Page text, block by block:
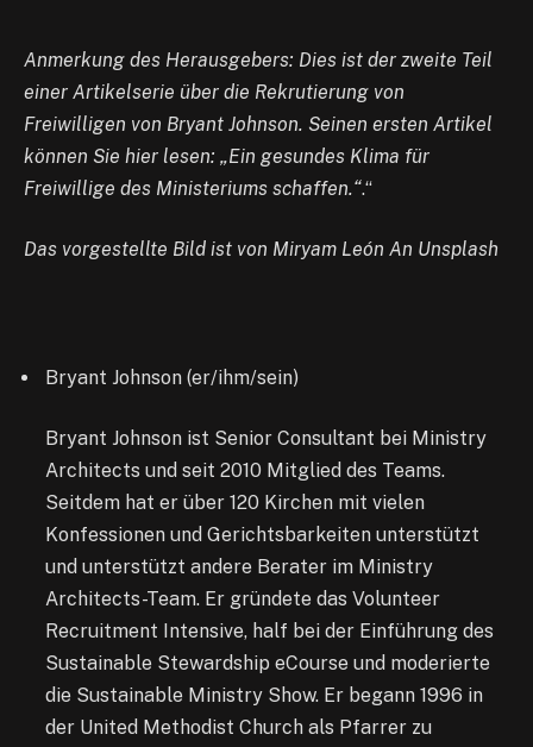
Anmerkung des Herausgebers: Dies ist der zweite Teil
einer Artikelserie über die Rekrutierung von
Freiwilligen von Bryant Johnson. Seinen ersten Artikel
können Sie hier lesen: „Ein gesundes Klima für
Freiwillige des Ministeriums schaffen.“.“
Das vorgestellte Bild ist von Miryam León An Unsplash
Bryant Johnson (er/ihm/sein)
Bryant Johnson ist Senior Consultant bei Ministry
Architects und seit 2010 Mitglied des Teams.
Seitdem hat er über 120 Kirchen mit vielen
Konfessionen und Gerichtsbarkeiten unterstützt
und unterstützt andere Berater im Ministry
Architects-Team. Er gründete das Volunteer
Recruitment Intensive, half bei der Einführung des
Sustainable Stewardship eCourse und moderierte
die Sustainable Ministry Show. Er begann 1996 in
der United Methodist Church als Pfarrer zu